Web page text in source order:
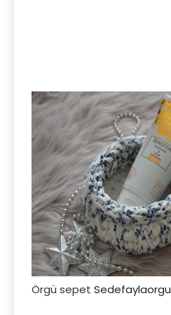
Örgü sepet Sedefaylaorgu